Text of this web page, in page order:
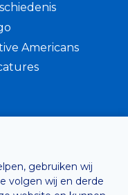
gebruiken wij
volgen wij en derde
Americans